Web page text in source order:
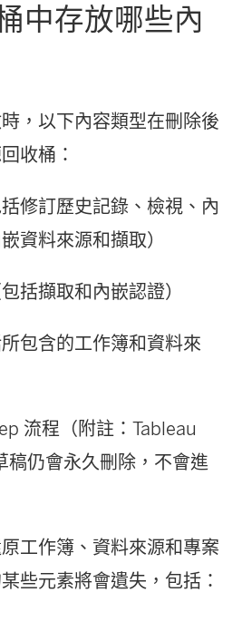
中存放哪些內
，以下內容類型在刪除後
收桶：
修訂歷史記錄、檢視、內
資料來源和擷取）
括擷取和內嵌認證）
包含的工作簿和資料來
流程（附註：Tableau
稿仍會永久刪除，不會進
工作簿、資料來源和專案
些元素將會遺失，包括：